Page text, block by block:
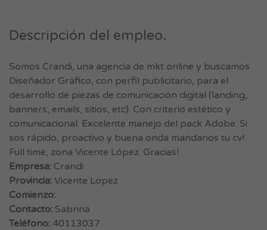
Descripción del empleo.
Somos Crandi, una agencia de mkt online y buscamos
Diseñador Gráfico, con perfil publicitario, para el
desarrollo de piezas de comunicación digital (landing,
banners, emails, sitios, etc). Con criterio estético y
comunicacional. Excelente manejo del pack Adobe. Si
sos rápido, proactivo y buena onda mandanos tu cv!
Full time, zona Vicente López. Gracias!
Empresa: Crandi
Provincia: Vicente Lopez
Comienzo:
Contacto: Sabrina
Teléfono: 40113037